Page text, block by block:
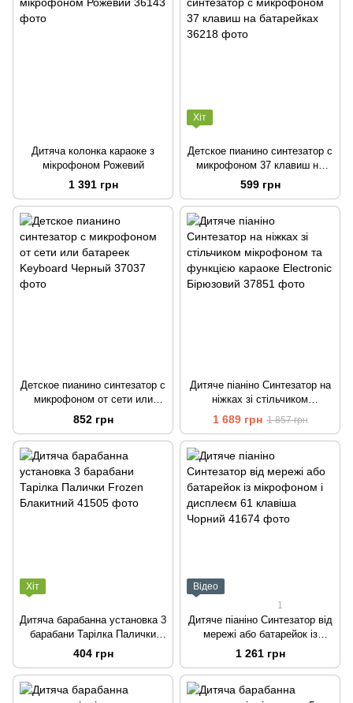
Дитяча колонка караоке з
мікрофоном Рожевий
1 391 грн
Хіт
Детское пианино синтезатор с
микрофоном 37 клавиш на
батарейках
599 грн
Детское пианино синтезатор с
микрофоном от сети или
батареек Keyboard Черный
852 грн
Дитяче піаніно Синтезатор на
ніжках зі стільчиком
мікрофоном та функцією
караоке Electronic Бірюзовий
1 689 грн 1 857 грн
Хіт
Дитяча барабанна установка 3
барабани Тарілка Палички
Frozen Блакитний
404 грн
Відео
1
Дитяче піаніно Синтезатор від
мережі або батарейок із
мікрофоном і дисплеєм 61
клавіша Чорний
1 261 грн